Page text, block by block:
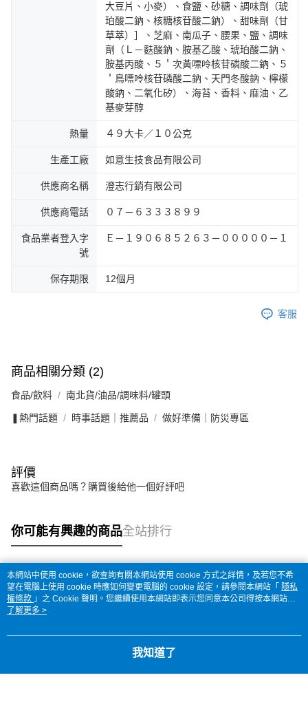
大豆片、小麥）、食鹽、砂糖、調味劑（琥
珀酸二鈉、核糖核苷酸二鈉）、甜味劑（甘
草萃）］、芝麻、南瓜子、腰果、鹽、調味
劑（Ｌ－麩酸鈉、胺基乙酸、琥珀酸二鈉、
胺基丙酸、５＇次黃嘌呤核苷磷酸二鈉、５
＇鳥嘌呤核苷磷酸二鈉、天門冬酸鈉、檸檬
酸鈉、二氧化矽）、海苔、香料、麻油、乙
基麥芽醇
熱量 ４９大卡／１０公克
生產工廠 如意生技食品有限公司
供應商名稱 澄志行銷有限公司
供應商電話 ０７－６３３３８９９
食品業者登入字
號
Ｅ－１９０６８５２６３－０００００－１
保存期限 12個月
客服
商品相關分類 (2)
食品/飲料 南北貨/油品/調味料/罐頭
❚熱門話題 時事話題｜推薦品 做好準備｜防災專區
評價
喜歡這個商品嗎？購買後給他一個好評吧
你可能有興趣的商品全站排行
熱門標籤
本網站中使用 cookie，欲查詢有關本網站使用 cookie 方式之詳情，及若您不希
望在電腦上使用 cookie 時應如何變更電腦的 cookie 設定，請參閱本網站「 隱私
權條款 」之 Cookie 聲明。您繼續使用本網站即表示您同意本公司得按本網站使
用條款之 Cookie 聲明使用 cookie。
了解更多 >
我知道了